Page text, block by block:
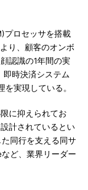
プロセッサを搭載
り、顧客のオンボ
認識の1年間の実
時決済システム
実現している。
に抑えられてお
計されているとい
同行を支える同サ
ど、業界リーダー